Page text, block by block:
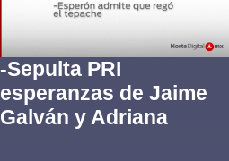
-Sepulta PRI
esperanzas de Jaime
Galván y Adriana